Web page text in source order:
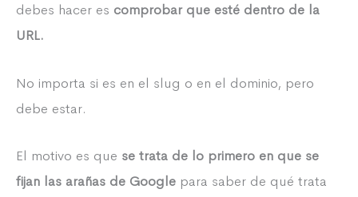
debes hacer es comprobar que esté dentro de la
URL.
No importa si es en el slug o en el dominio, pero
debe estar.
El motivo es que se trata de lo primero en que se
fijan las arañas de Google para saber de qué trata